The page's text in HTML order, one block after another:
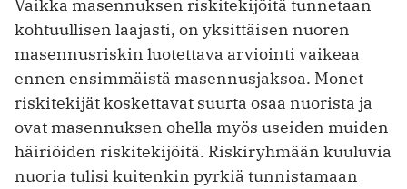
Vaikka masennuksen riskitekijöitä tunnetaan
kohtuullisen laajasti, on yksittäisen nuoren
masennusriskin luotettava arviointi vaikeaa
ennen ensimmäistä masennusjaksoa. Monet
riskitekijät koskettavat suurta osaa nuorista ja
ovat masennuksen ohella myös useiden muiden
häi­riöiden riskitekijöitä. Riskiryhmään kuuluvia
nuoria tulisi kuitenkin pyrkiä tunnistamaan